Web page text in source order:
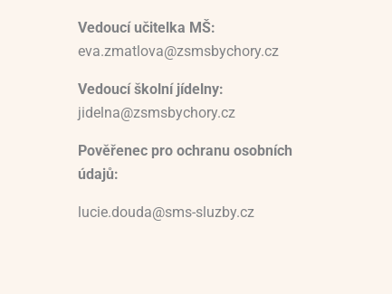
Vedoucí učitelka MŠ:
eva.zmatlova@zsmsbychory.cz
Vedoucí školní jídelny:
jidelna@zsmsbychory.cz
Pověřenec pro ochranu osobních
údajů:
lucie.douda@sms-sluzby.cz